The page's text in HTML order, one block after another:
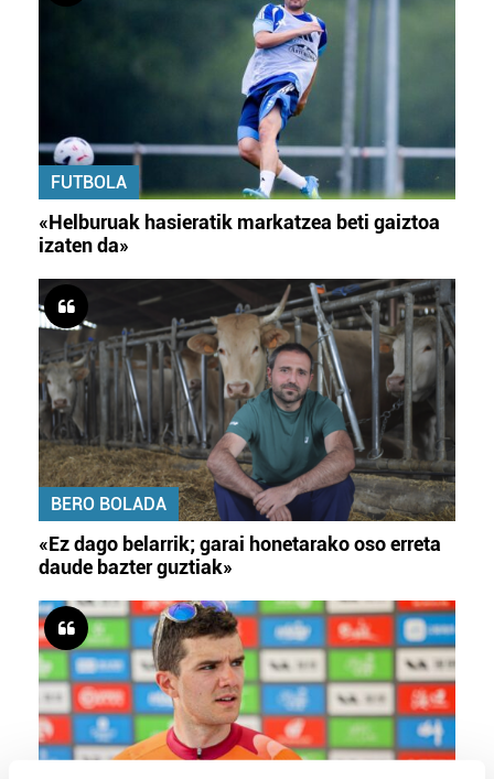
FUTBOLA
«Helburuak hasieratik markatzea beti gaiztoa
izaten da»
BERO BOLADA
«Ez dago belarrik; garai honetarako oso erreta
daude bazter guztiak»